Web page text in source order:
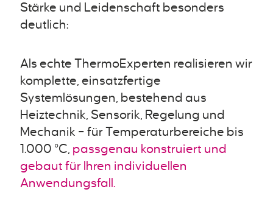
Stärke und Leidenschaft besonders
deutlich:
Als echte ThermoExperten realisieren wir
komplette, einsatzfertige
Systemlösungen, bestehend aus
Heiztechnik, Sensorik, Regelung und
Mechanik – für Temperaturbereiche bis
1.000 °C, passgenau konstruiert und
gebaut für Ihren individuellen
Anwendungsfall.